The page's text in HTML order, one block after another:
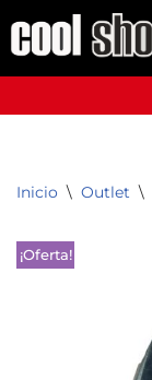
Saltar
contenido
Inicio \ Outlet \
¡Oferta!